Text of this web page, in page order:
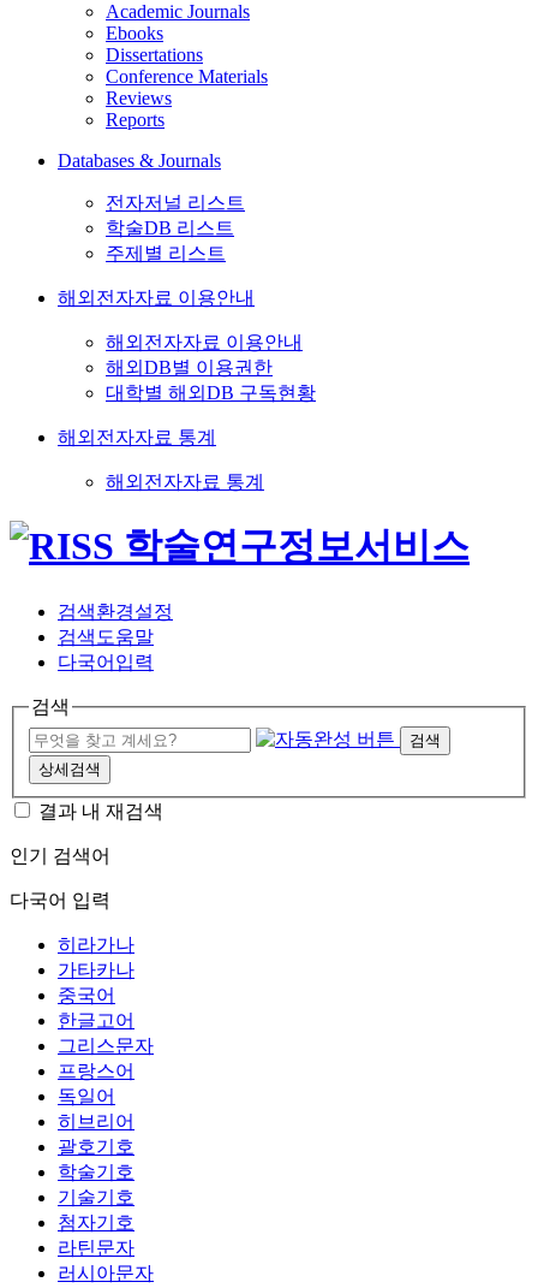
Academic Journals
Ebooks
Dissertations
Conference Materials
Reviews
Reports
Databases & Journals
전자저널 리스트
학술DB 리스트
주제별 리스트
해외전자자료 이용안내
해외전자자료 이용안내
해외DB별 이용권한
대학별 해외DB 구독현황
해외전자자료 통계
해외전자자료 통계
검색환경설정
검색도움말
다국어입력
검색
검색
상세검색
결과 내 재검색
인기 검색어
다국어 입력
히라가나
가타카나
중국어
한글고어
그리스문자
프랑스어
독일어
히브리어
괄호기호
학술기호
기술기호
첨자기호
라틴문자
러시아문자